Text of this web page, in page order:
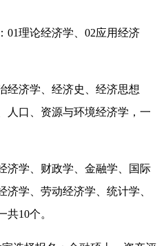
01理论经济学、02应用经济
经济学、经济史、经济思想
人口、资源与环境经济学，一
济学、财政学、金融学、国际
学、劳动经济学、统计学、
10个。